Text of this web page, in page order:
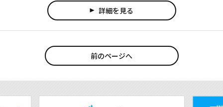
play_arrow 詳細を見る
前のページへ